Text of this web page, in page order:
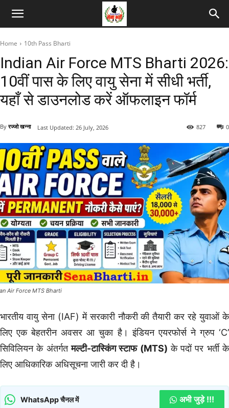
Home 10th Pass Bharti
Indian Air Force MTS Bharti 2026:
10वीं पास के लिए वायु सेना में सीधी भर्ती,
यहाँ से डाउनलोड करें ऑफलाइन फॉर्म
By रज्जो खन्ना 0
827
Last Updated: 26 July, 2026
Air Force MTS Bharti
भारतीय वायु सेना (IAF) में सरकारी नौकरी की तैयारी कर रहे युवाओं के
लिए एक बेहतरीन अवसर आ चुका है। इंडियन एयरफोर्स ने ग्रुप ‘C’
सिविलियन के अंतर्गतमल्टी-टास्किंग स्टाफ (MTS) के पदों पर भर्ती के
लिए आधिकारिक अधिसूचना जारी कर दी है।
WhatsApp चैनल में अभी जुड़े !!!